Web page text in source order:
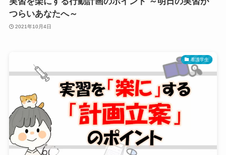
つらいあなたへ～
2021年10月4日
看護学生